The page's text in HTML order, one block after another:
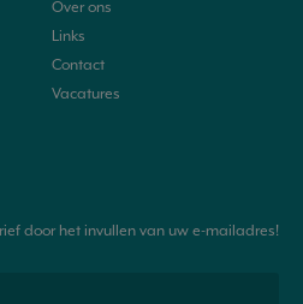
Over ons
Links
Contact
Vacatures
door het invullen van uw e-mailadres!